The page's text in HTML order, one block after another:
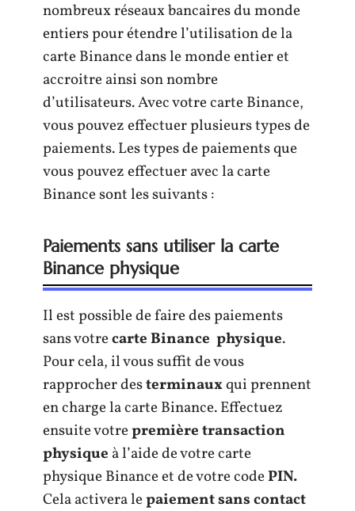
nombreux réseaux bancaires du monde
entiers pour étendre l’utilisation de la
carte Binance dans le monde entier et
accroitre ainsi son nombre
d’utilisateurs. Avec votre carte Binance,
vous pouvez effectuer plusieurs types de
paiements. Les types de paiements que
vous pouvez effectuer avec la carte
Binance sont les suivants :
Paiements sans utiliser la carte
Binance physique
Il est possible de faire des paiements
sans votrecarte Binance physique.
Pour cela, il vous suffit de vous
rapprocher desterminauxqui prennent
en charge la carte Binance. Effectuez
ensuite votrepremière transaction
physique à l’aide de votre carte
physique Binance et de votre codePIN.
Cela activera lepaiement sans contact